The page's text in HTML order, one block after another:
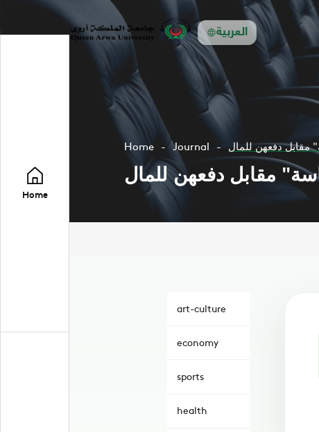
العربية
Home
Home Journal
art-culture
economy
sports
health